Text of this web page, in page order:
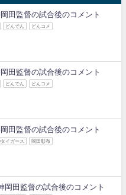
田監督の試合後のコメント
どんでん どんコメ
田監督の試合後のコメント
どんでん どんコメ
田監督の試合後のコメント
タイガース 岡田彰布
岡田監督の試合後のコメント